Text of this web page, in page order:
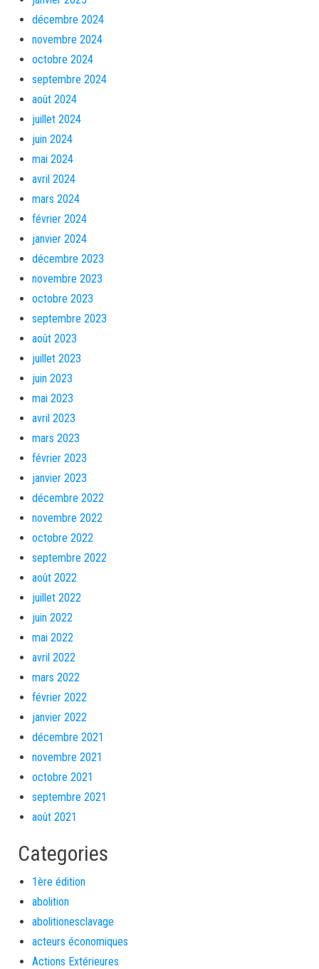
décembre 2024
novembre 2024
octobre 2024
septembre 2024
août 2024
juillet 2024
juin 2024
mai 2024
avril 2024
mars 2024
février 2024
janvier 2024
décembre 2023
novembre 2023
octobre 2023
septembre 2023
août 2023
juillet 2023
juin 2023
mai 2023
avril 2023
mars 2023
février 2023
janvier 2023
décembre 2022
novembre 2022
octobre 2022
septembre 2022
août 2022
juillet 2022
juin 2022
mai 2022
avril 2022
mars 2022
février 2022
janvier 2022
décembre 2021
novembre 2021
octobre 2021
septembre 2021
août 2021
Categories
1ère édition
abolition
abolitionesclavage
acteurs économiques
Actions Extérieures